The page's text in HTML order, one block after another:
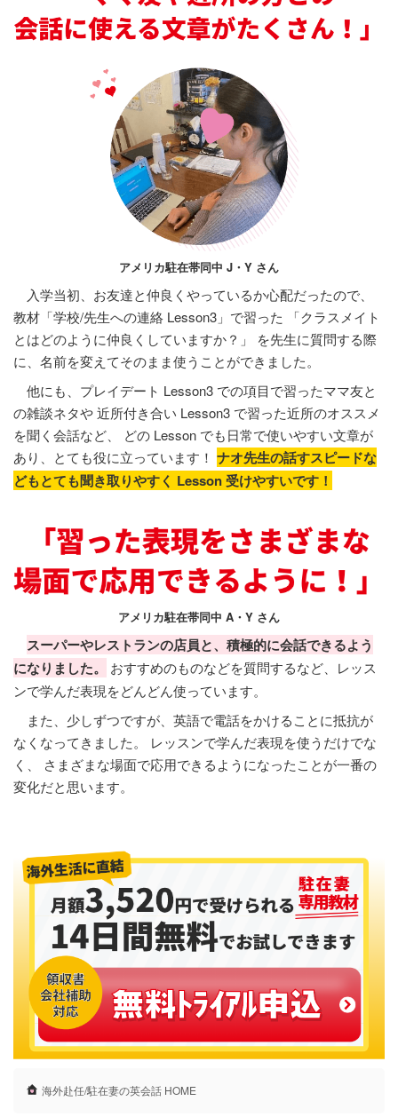
アメリカ駐在帯同中 J・Y さん
入学当初、お友達と仲良くやっているか心配だったので、
教材「学校/先生への連絡 Lesson3」で習った 「クラスメイト
とはどのように仲良くしていますか？」 を先生に質問する際
に、名前を変えてそのまま使うことができました。
他にも、プレイデート Lesson3 での項目で習ったママ友と
の雑談ネタや 近所付き合い Lesson3 で習った近所のオススメ
を聞く会話など、 どの Lesson でも日常で使いやすい文章が
あり、とても役に立っています！ ナオ先生の話すスピードな
どもとても聞き取りやすく Lesson 受けやすいです！
アメリカ駐在帯同中 A・Y さん
スーパーやレストランの店員と、積極的に会話できるよう
になりました。
おすすめのものなどを質問するなど、レッス
ンで学んだ表現をどんどん使っています。
また、少しずつですが、英語で電話をかけることに抵抗が
なくなってきました。 レッスンで学んだ表現を使うだけでな
く、 さまざまな場面で応用できるようになったことが一番の
変化だと思います。
海外赴任/駐在妻の英会話 HOME